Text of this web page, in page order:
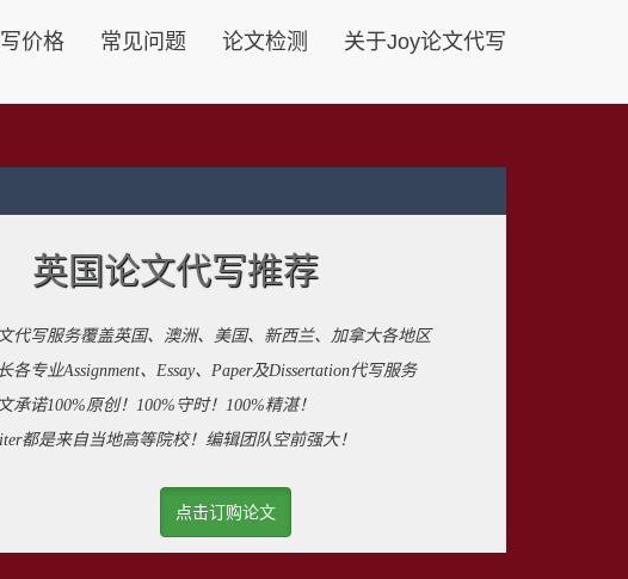
价格 常见问题 论文检测 关于Joy论文代写
英国论文代写推荐
代写服务覆盖英国、澳洲、美国、新西兰、加拿大各地区
各专业Assignment、Essay、Paper及Dissertation代写服务
承诺100%原创！100%守时！100%精湛！
都是来自当地高等院校！编辑团队空前强大！
点击订购论文